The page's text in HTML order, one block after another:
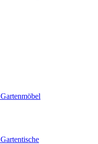
Gartenmöbel
Gartentische